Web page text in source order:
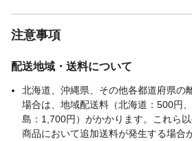
注意事項
配送地域・送料について
北海道、沖縄県、その他各都道府県の
場合は、地域配送料（北海道：500円
島：1,700円）がかかります。これら
商品において追加送料が発生する場合